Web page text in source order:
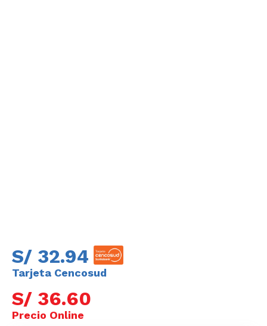
Tarjeta Cencosud
S/ 32.94
S/ 36.60